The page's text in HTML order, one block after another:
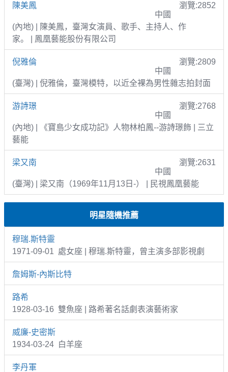
陳美鳳
瀏覽:2852
中國
(內地) | 陳美鳳，臺灣女演員、歌手、主持人、作
家。 | 鳳凰藝能股份有限公司
倪雅倫
瀏覽:2809
中國
(臺灣) | 倪雅倫，臺灣模特，以近全裸為男性雜志拍封面
游詩璟
瀏覽:2768
中國
(內地) | 《寶島少女成功記》人物林柏鳳--游詩璟飾 | 三立
藝能
梁又南
瀏覽:2631
中國
(臺灣) | 梁又南（1969年11月13日-） | 民視鳳凰藝能
明星隨機推薦
穆瑞.斯特靈
1971-09-01 處女座 | 穆瑞.斯特靈，曾主演多部影視劇
詹姆斯-內斯比特
路希
1928-03-16 雙魚座 | 路希著名話劇表演藝術家
威廉-史密斯
1934-03-24 白羊座
李丹軍